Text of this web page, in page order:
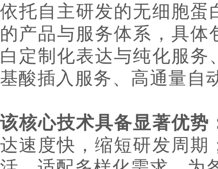
依托自主研发的无细胞蛋
的产品与服务体系，具体
白定制化表达与纯化服务
基酸插入服务、高通量自
该核心技术具备显著优势
达速度快，缩短研发周期